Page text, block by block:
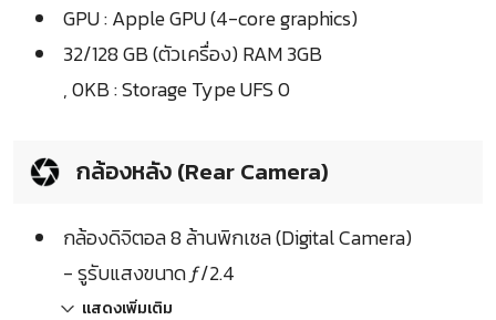
GPU : Apple GPU (4-core graphics)
32/128 GB (ตัวเครื่อง) RAM 3GB
, 0KB : Storage Type UFS 0
กล้องหลัง (Rear Camera)
กล้องดิจิตอล 8 ล้านพิกเซล (Digital Camera)
- รูรับแสงขนาด ƒ/2.4
แสดงเพิ่มเติม